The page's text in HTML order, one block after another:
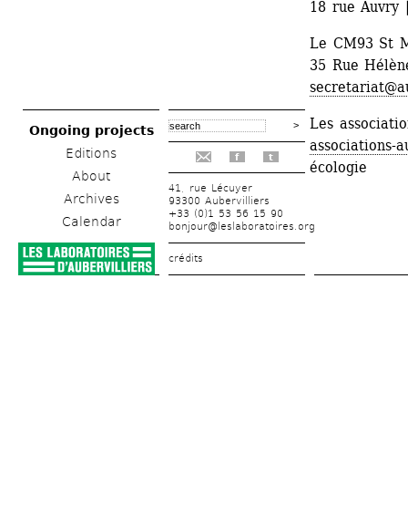
Ongoing projects
Editions
About
Archives
Calendar
f t
41, rue Lécuyer
93300 Aubervilliers
+33 (0)1 53 56 15 90
bonjour@leslaboratoires.org
crédits
18 rue
Le CM93 St
35 Rue
Les
écologie